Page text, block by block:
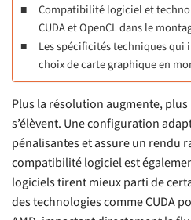
Compatibilité logiciel et
CUDA et OpenCL dans le
Les spécificités techniques
choix de carte graphique en
Plus la résolution augmente, plus
s’élèvent. Une configuration
pénalisantes et assure un rendu
compatibilité logiciel est
logiciels tirent mieux parti de
des technologies comme CUDA